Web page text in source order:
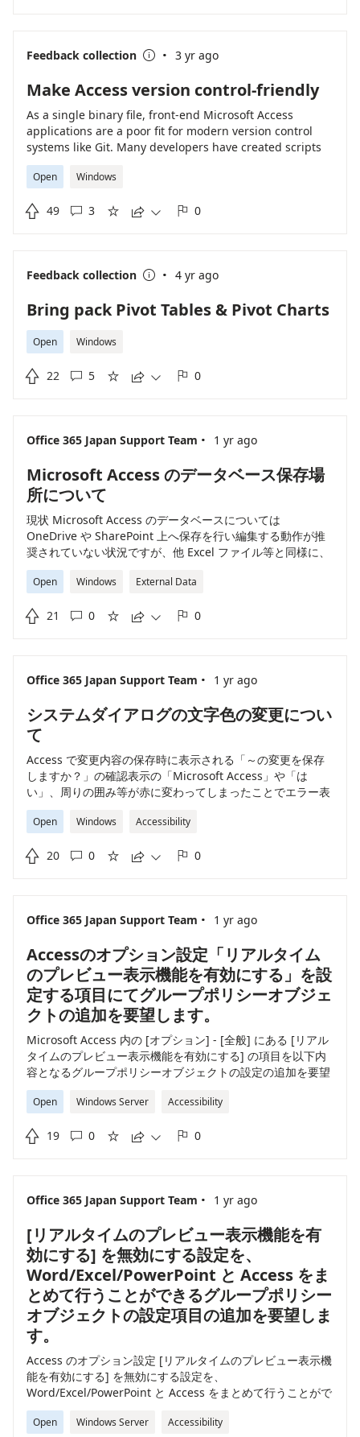
Feedback collection  · 3 yr ago
Make Access version control-friendly
As a single binary file, front-end Microsoft Access
applications are a poor fit for modern version control
systems like Git. Many developers have created scripts
that use the undocumneted SaveAsText and
LoadFromText methods to split the single binary front-
version control.
Open Windows
 49  3     0
Feedback collection  · 4 yr ago
Bring pack Pivot Tables & Pivot Charts
Open Windows
 22  5     0
Office 365 Japan Support Team · 1 yr ago
Microsoft Access のデータベース保存場
所について
現状 Microsoft Access のデータベースについては
OneDrive や SharePoint 上へ保存を行い編集する動作が推
奨されていない状況ですが、他 Excel ファイル等と同様に、
OneDrive や SharePoint 上へ保存したデータについても編
集可能とし、複数のユーザーにてリアルタイムでの共同編集
す。
Open Windows External Data
 21  0     0
Office 365 Japan Support Team · 1 yr ago
システムダイアログの文字色の変更につい
て
Access で変更内容の保存時に表示される「～の変更を保存
しますか？」の確認表示の「Microsoft Access」や「は
い」、周りの囲み等が赤に変わってしまったことでエラー表
示と見間違えてしまうため、色の変更をできる機能の実装を
要望します。
Open Windows Accessibility
 20  0     0
Office 365 Japan Support Team · 1 yr ago
Accessのオプション設定「リアルタイム
のプレビュー表示機能を有効にする」を設
定する項目にてグループポリシーオブジェ
クトの追加を要望します。
Microsoft Access 内の [オプション] - [全般] にある [リアル
タイムのプレビュー表示機能を有効にする] の項目を以下内
容となるグループポリシーオブジェクトの設定の追加を要望
します。 ・チェックなし (無効) に設定する ・ユーザーが変
更できないようにグレーアウト状態にする
Open Windows Server Accessibility
 19  0     0
Office 365 Japan Support Team · 1 yr ago
[リアルタイムのプレビュー表示機能を有
効にする] を無効にする設定を、
Word/Excel/PowerPoint と Access をま
とめて行うことができるグループポリシー
オブジェクトの設定項目の追加を要望しま
す。
Access のオプション設定 [リアルタイムのプレビュー表示機
能を有効にする] を無効にする設定を、
Word/Excel/PowerPoint と Access をまとめて行うことがで
きるグループポリシーオブジェクトの設定項目の追加を要望
します。
Open Windows Server Accessibility